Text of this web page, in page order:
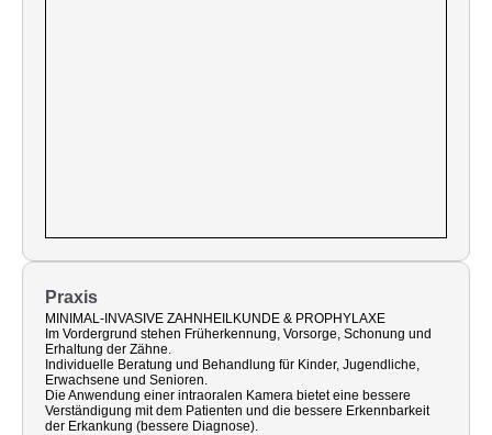
Praxis
MINIMAL-INVASIVE ZAHNHEILKUNDE & PROPHYLAXE
Im Vordergrund stehen Früherkennung, Vorsorge, Schonung und
Erhaltung der Zähne.
Individuelle Beratung und Behandlung für Kinder, Jugendliche,
Erwachsene und Senioren.
Die Anwendung einer intraoralen Kamera bietet eine bessere
Verständigung mit dem Patienten und die bessere Erkennbarkeit
der Erkankung (bessere Diagnose).